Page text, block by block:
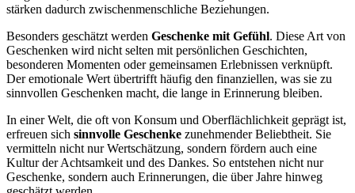
stärken dadurch zwischenmenschliche Beziehungen.
Besonders geschätzt werden Geschenke mit Gefühl. Diese Art von
Geschenken wird nicht selten mit persönlichen Geschichten,
besonderen Momenten oder gemeinsamen Erlebnissen verknüpft.
Der emotionale Wert übertrifft häufig den finanziellen, was sie zu
sinnvollen Geschenken macht, die lange in Erinnerung bleiben.
In einer Welt, die oft von Konsum und Oberflächlichkeit geprägt ist,
erfreuen sich sinnvolle Geschenke zunehmender Beliebtheit. Sie
vermitteln nicht nur Wertschätzung, sondern fördern auch eine
Kultur der Achtsamkeit und des Dankes. So entstehen nicht nur
Geschenke, sondern auch Erinnerungen, die über Jahre hinweg